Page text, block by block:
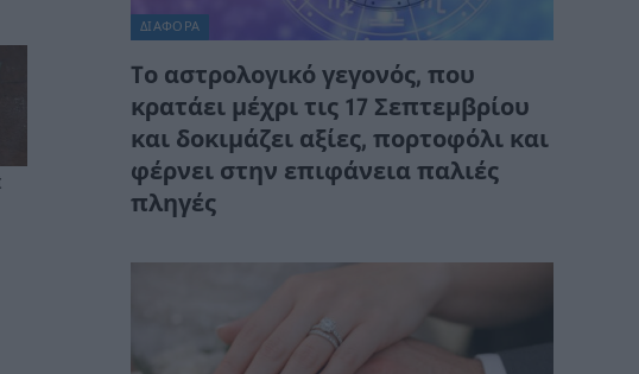
ΔΙΆΦΟΡΑ
Tο αστρολογικό γεγονός, που
κρατάει μέχρι τις 17 Σεπτεμβρίου
και δοκιμάζει αξίες, πορτοφόλι και
φέρνει στην επιφάνεια παλιές
πληγές